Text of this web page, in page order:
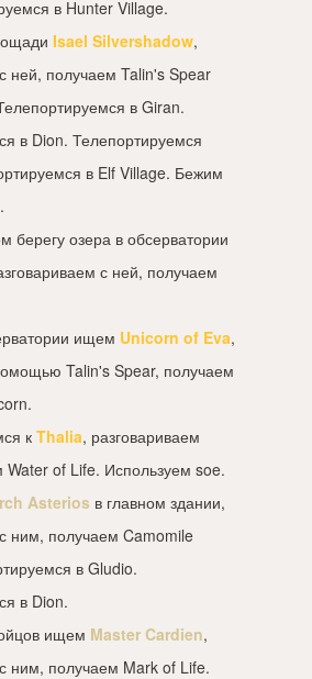
в Hunter Village.
Isael Silvershadow,
ней, получаем Talin's Spear
в Giran.
в Dion. Телепортируемся
в Elf Village. Бежим
берегу озера в обсерватории
с ней, получаем
ищем Unicorn of Eva,
Talin's Spear, получаем
к Thalia, разговариваем
Water of Life. Используем soe.
Asterios в главном здании,
ним, получаем Camomile
в Gludio.
в Dion.
ищем Master Cardien,
ним, получаем Mark of Life.